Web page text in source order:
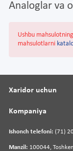
Analoglar va
Ushbu
mahsulotlarni
Ishonch telefoni: (71)
Manzil: 100044,
Xaridor uchun
Kompaniya